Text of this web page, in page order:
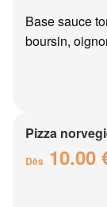
Base sauce
boursin,
Pizza
Dès 10.00